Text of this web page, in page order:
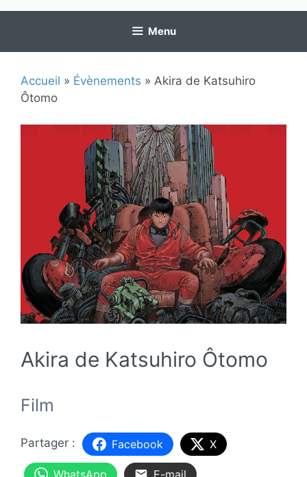
Menu
Accueil » Évènements » Akira de Katsuhiro
Ôtomo
Akira de Katsuhiro Ôtomo
Film
Facebook X
WhatsApp E-mail